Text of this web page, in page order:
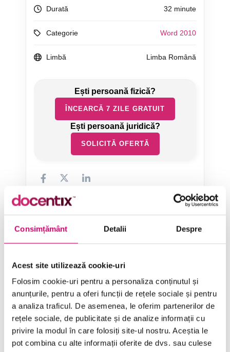
Consimțământ Detalii Despre
Acest site utilizează cookie-uri
Folosim cookie-uri pentru a personaliza conținutul și
anunțurile, pentru a oferi funcții de rețele sociale și pentru
a analiza traficul. De asemenea, le oferim partenerilor de
rețele sociale, de publicitate și de analize informații cu
privire la modul în care folosiți site-ul nostru. Aceștia le
pot combina cu alte informații oferite de dvs. sau culese
Durată 32 minute
Categorie Word 2010
Limbă Limba Română
ÎNCEARCĂ 7 ZILE GRATUIT
SOLICITĂ OFERTĂ
Categorii de Cursuri
Dezvoltare personală și profesională
Finanțe
Limba Engleză